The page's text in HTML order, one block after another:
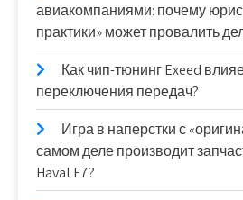
авиакомпаниями: почему
практики» может провалить
Как чип-тюнинг Exeed
переключения передач?
Игра в наперстки с
самом деле производит
Haval F7?